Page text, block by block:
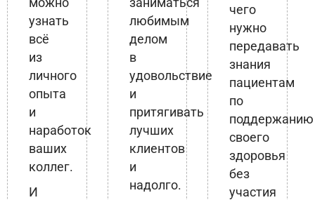
узнать
всё
из
личного
опыта
и
наработок
ваших
коллег.
И
любимым
делом
в
удовольствие
и
притягивать
лучших
клиентов
и
надолго.
чего
нужно
передавать
знания
пациентам
по
поддержанию
своего
здоровья
без
участия